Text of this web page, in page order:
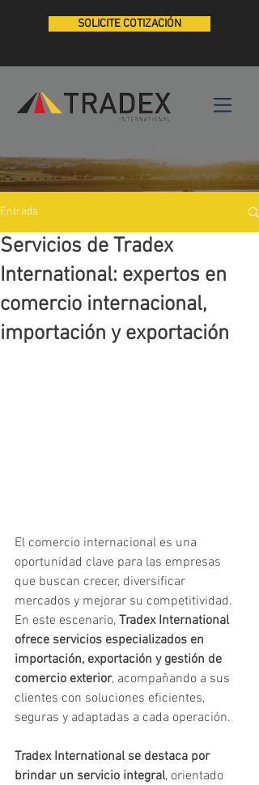
SOLICITE COTIZACIÓN
Entrada
Servicios de Tradex
International: expertos en
comercio internacional,
importación y exportación
El comercio internacional es una
oportunidad clave para las empresas
que buscan crecer, diversificar
mercados y mejorar su competitividad.
En este escenario, Tradex International
ofrece servicios especializados en
importación, exportación y gestión de
comercio exterior, acompañando a sus
clientes con soluciones eficientes,
seguras y adaptadas a cada operación.
Tradex International se destaca por
brindar un servicio integral, orientado